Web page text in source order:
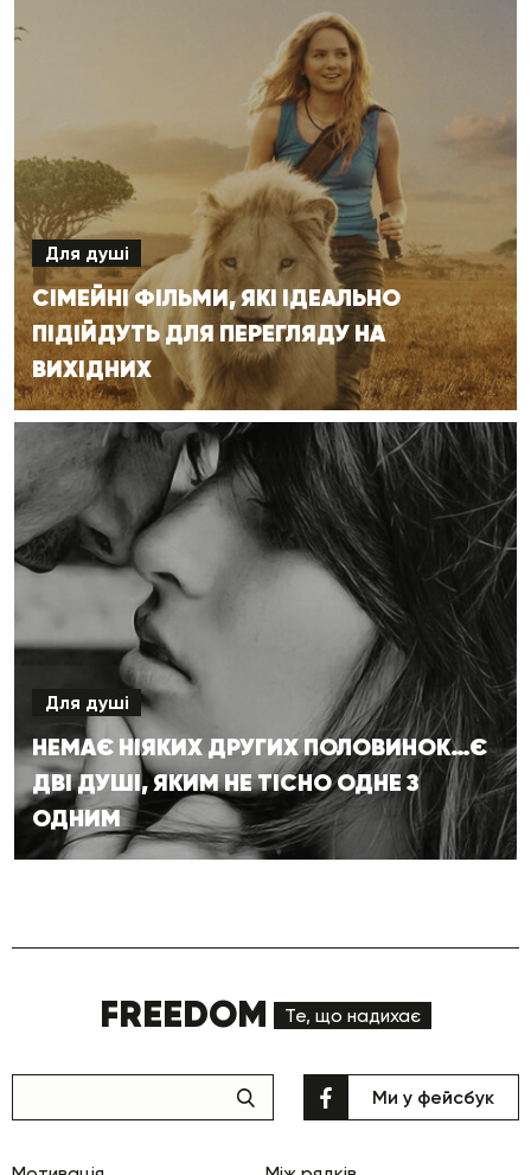
Для душі
СІМЕЙНІ ФІЛЬМИ, ЯКІ ІДЕАЛЬНО
ПІДІЙДУТЬ ДЛЯ ПЕРЕГЛЯДУ НА
ВИХІДНИХ
Для душі
НЕМАЄ НІЯКИХ ДРУГИХ ПОЛОВИНОК…Є
ДВІ ДУШІ, ЯКИМ НЕ ТІСНО ОДНЕ З
ОДНИМ
FREEDOM Те, що надихає
Ми у фейсбук